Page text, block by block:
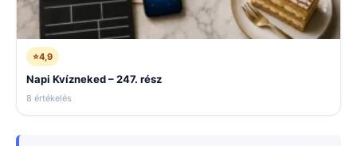
⭐4,9
Napi Kvízneked – 247. rész
8 értékelés